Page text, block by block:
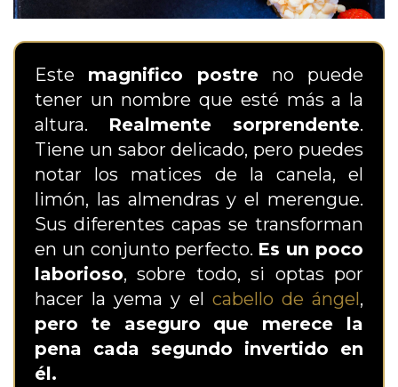
Este magnifico postre no puede
tener un nombre que esté más a la
altura. Realmente sorprendente.
Tiene un sabor delicado, pero puedes
notar los matices de la canela, el
limón, las almendras y el merengue.
Sus diferentes capas se transforman
en un conjunto perfecto. Es un poco
laborioso, sobre todo, si optas por
hacer la yema y el cabello de ángel,
pero te aseguro que merece la
pena cada segundo invertido en
él.